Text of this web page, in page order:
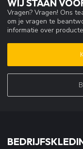
WIJ STAAN
Vragen? Vragen! Ons
om je vragen te
informatie over